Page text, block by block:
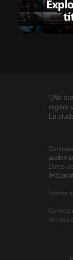
"¡No
regale
La
Datos
Iconos
Conoce
del uso